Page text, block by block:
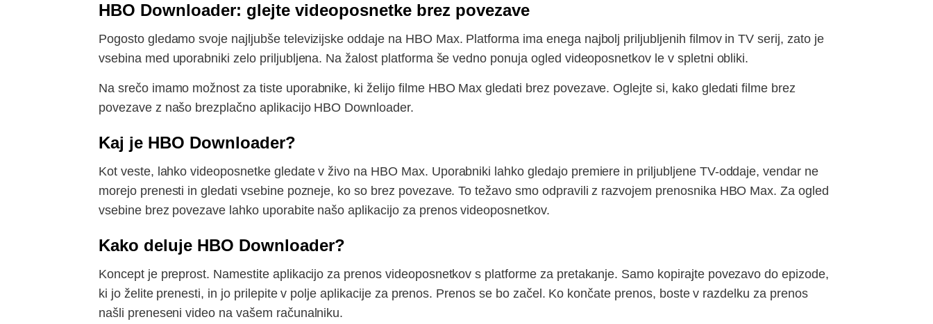
HBO Downloader: glejte videoposnetke brez povezave
Pogosto gledamo svoje najljubše televizijske oddaje na HBO Max. Platforma ima enega najbolj priljubljenih filmov in TV serij, zato je
vsebina med uporabniki zelo priljubljena. Na žalost platforma še vedno ponuja ogled videoposnetkov le v spletni obliki.
Na srečo imamo možnost za tiste uporabnike, ki želijo filme HBO Max gledati brez povezave. Oglejte si, kako gledati filme brez
povezave z našo brezplačno aplikacijo HBO Downloader.
Kaj je HBO Downloader?
Kot veste, lahko videoposnetke gledate v živo na HBO Max. Uporabniki lahko gledajo premiere in priljubljene TV-oddaje, vendar ne
morejo prenesti in gledati vsebine pozneje, ko so brez povezave. To težavo smo odpravili z razvojem prenosnika HBO Max. Za ogled
vsebine brez povezave lahko uporabite našo aplikacijo za prenos videoposnetkov.
Kako deluje HBO Downloader?
Koncept je preprost. Namestite aplikacijo za prenos videoposnetkov s platforme za pretakanje. Samo kopirajte povezavo do epizode,
ki jo želite prenesti, in jo prilepite v polje aplikacije za prenos. Prenos se bo začel. Ko končate prenos, boste v razdelku za prenos
našli preneseni video na vašem računalniku.